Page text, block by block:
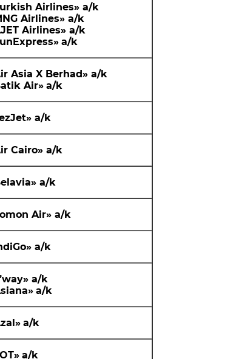
Airlines» a/k
Airlines» a/k
Airlines» a/k
a/k
Asia X Berhad» a/k
Air» a/k
a/k
Cairo» a/k
» a/k
Air» a/k
a/k
a/k
a/k
a/k
a/k